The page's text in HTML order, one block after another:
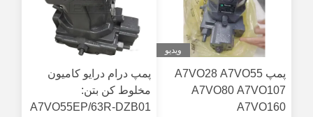
ویدیو
پمپ A7VO28 A7VO55
A7VO80 A7VO107
A7VO160
پمپ درام درایو کامیون
مخلوط کن بتن:
A7VO55EP/63R-DZB01